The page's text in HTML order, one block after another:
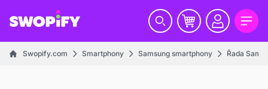
Swopify.com Smartphony Samsung smartphony Řada